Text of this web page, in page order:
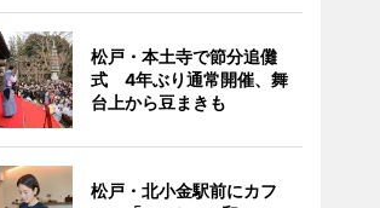
松戸・本土寺で節分追儺
式 4年ぶり通常開催、舞
台上から豆まきも
松戸・北小金駅前にカフ